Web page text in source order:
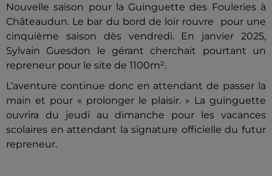
Nouvelle saison pour la Guinguette des Fouleries à
Châteaudun. Le bar du bord de loir rouvre pour une
cinquième saison dès vendredi. En janvier 2025,
Sylvain Guesdon le gérant cherchait pourtant un
repreneur pour le site de 1100m².
L’aventure continue donc en attendant de passer la
main et pour « prolonger le plaisir. » La guinguette
ouvrira du jeudi au dimanche pour les vacances
scolaires en attendant la signature officielle du futur
repreneur.